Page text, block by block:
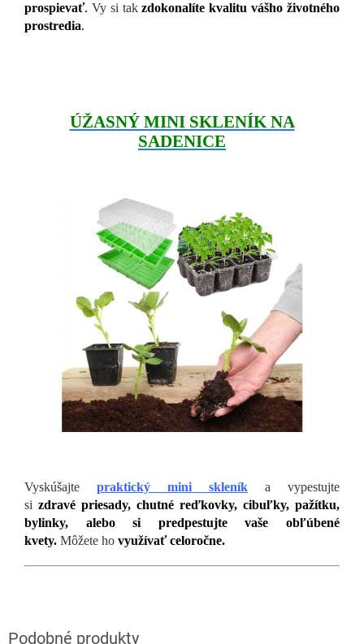
prospievať. Vy si takzdokonalíte kvalitu vášho životného
prostredia.
ÚŽASNÝ MINI SKLENÍK NA
SADENICE
Vyskúšajte praktický mini skleník a vypestujte
si zdravé priesady, chutné reďkovky, cibuľky, pažítku,
bylinky, alebo si predpestujte vaše obľúbené
kvety. Môžete ho využívať celoročne.